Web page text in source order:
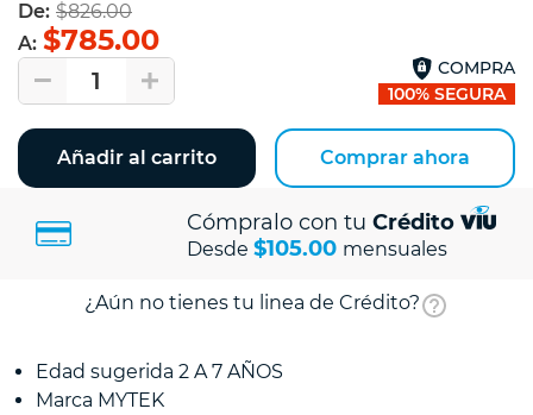
De: $826.00
A: $785.00
1
COMPRA
100% SEGURA
Añadir al carrito Comprar ahora
Cómpralo con tu Crédito
Desde $105.00 mensuales
¿Aún no tienes tu linea de Crédito?
Edad sugerida 2 A 7 AÑOS
Marca MYTEK